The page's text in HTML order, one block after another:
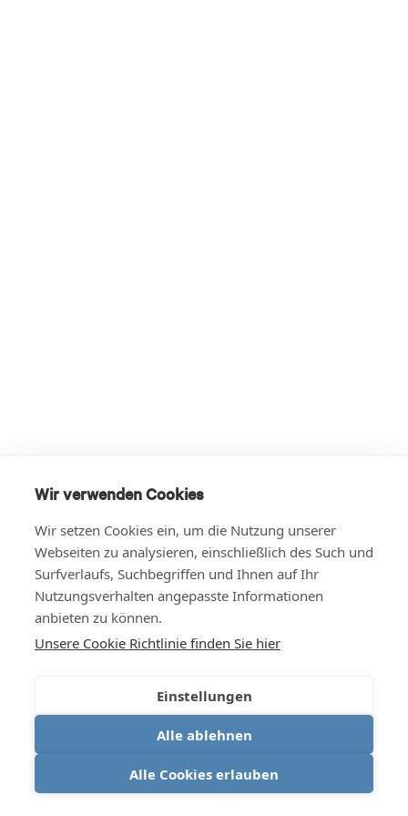
Wir verwenden Cookies
Wir setzen Cookies ein, um die Nutzung unserer
Webseiten zu analysieren, einschließlich des Such und
Surfverlaufs, Suchbegriffen und Ihnen auf Ihr
Nutzungsverhalten angepasste Informationen
anbieten zu können.
Unsere Cookie Richtlinie finden Sie hier
Einstellungen
Alle ablehnen
Alle Cookies erlauben